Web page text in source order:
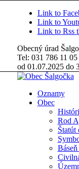
Link to
Link to
Link to Rss
Obecný úrad
Tel: 031 786 11
od 01.07.2025 do
Oznamy
Obec
Rod
Štatút